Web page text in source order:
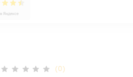
(0)